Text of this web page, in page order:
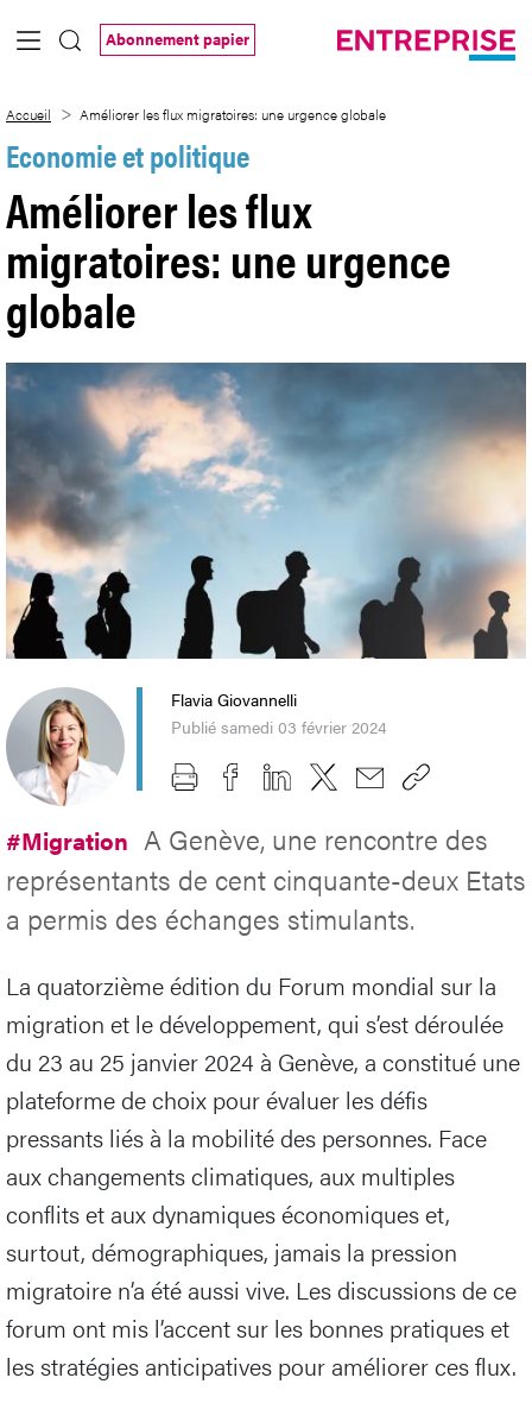
Saut au contenu principal
Abonnement papier
Accueil Améliorer les flux migratoires: une urgence globale
Economie et politique
Améliorer les flux
migratoires: une urgence
globale
Flavia Giovannelli
Publié samedi 03 février 2024
#Migration A Genève, une rencontre des
représentants de cent cinquante-deux Etats
a permis des échanges stimulants.
La quatorzième édition du Forum mondial sur la
migration et le développement, qui s’est déroulée
du 23 au 25 janvier 2024 à Genève, a constitué une
plateforme de choix pour évaluer les défis
pressants liés à la mobilité des personnes. Face
aux changements climatiques, aux multiples
conflits et aux dynamiques économiques et,
surtout, démographiques, jamais la pression
migratoire n’a été aussi vive. Les discussions de ce
forum ont mis l’accent sur les bonnes pratiques et
les stratégies anticipatives pour améliorer ces flux.